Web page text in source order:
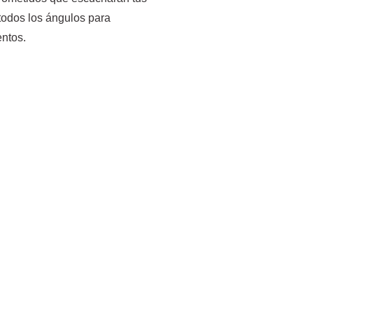
los ángulos para